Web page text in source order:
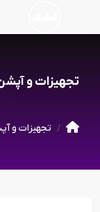
تجهیزات و
تجهیزات و